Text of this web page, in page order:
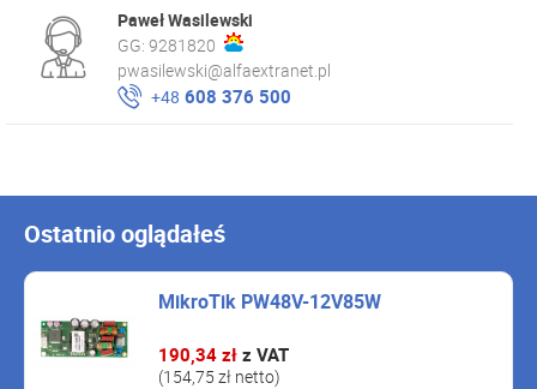
Paweł Wasilewski
GG: 9281820
pwasilewski@alfaextranet.pl
+48 608 376 500
Ostatnio oglądałeś
MikroTik PW48V-12V85W
190,34 zł z VAT
(154,75 zł netto)